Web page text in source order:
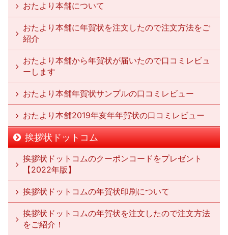
おたより本舗について
おたより本舗に年賀状を注文したので注文方法をご
紹介
おたより本舗から年賀状が届いたので口コミレビュ
ーします
おたより本舗年賀状サンプルの口コミレビュー
おたより本舗2019年亥年年賀状の口コミレビュー
挨拶状ドットコム
挨拶状ドットコムのクーポンコードをプレゼント
【2022年版】
挨拶状ドットコムの年賀状印刷について
挨拶状ドットコムの年賀状を注文したので注文方法
をご紹介！